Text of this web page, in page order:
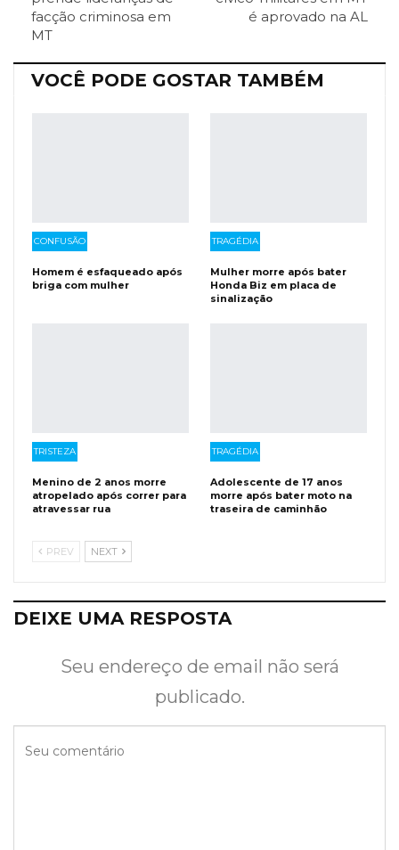
Facebook Messenger O email
facção criminosa em
MT
é aprovado na AL
VOCÊ PODE GOSTAR TAMBÉM
CONFUSÃO
Homem é esfaqueado após
briga com mulher
TRAGÉDIA
Mulher morre após bater
Honda Biz em placa de
sinalização
TRISTEZA
Menino de 2 anos morre
atropelado após correr para
atravessar rua
TRAGÉDIA
Adolescente de 17 anos
morre após bater moto na
traseira de caminhão
PREV NEXT
DEIXE UMA RESPOSTA
Seu endereço de email não será
publicado.